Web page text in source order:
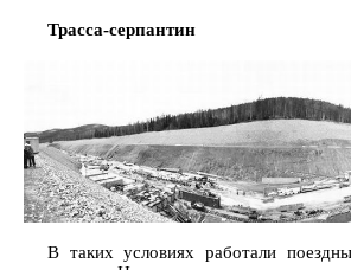
Трасса-серпантин
В таких условиях работали